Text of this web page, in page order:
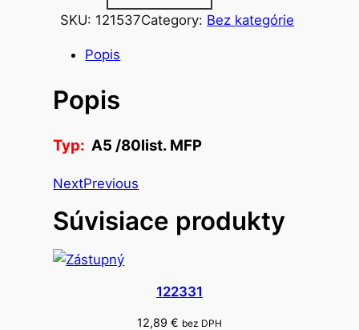
o
ž
s
v
o
n
a
a
SKU: 121537Category: Bez kategórie
Popis
Popis
Typ: A5 /80list. MFP
NextPrevious
Súvisiace produkty
122331
12,89 € bez DPH